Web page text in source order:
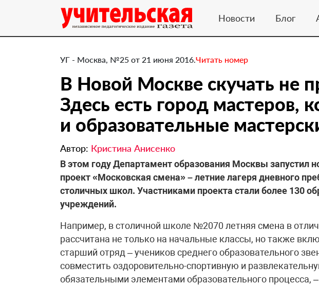
Новости Блог
УГ - Москва, №25 от 21 июня 2016.Читать номер
В Новой Москве скучать не
Здесь есть город мастеров,
и образовательные
Автор: Кристина Анисенко
​В этом году Департамент образования Москвы запустил
проект «Московская смена» – летние лагеря дневного
столичных школ. Участниками проекта стали более 130
учреждений.
Например, в столичной школе №2070 летняя смена в
рассчитана не только на начальные классы, но также
старший отряд – учеников среднего образовательного
совместить оздоровительно-спортивную и
обязательными элементами образовательного процесса,